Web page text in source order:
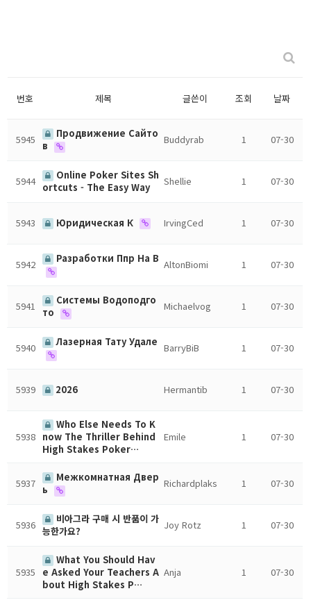
번호 제목 글쓴이 조회 날짜
5945
Продвижение Сайто
в
Buddyrab 1 07-30
5944
Online Poker Sites Sh
ortcuts - The Easy Way
Shellie 1 07-30
5943 Юридическая К IrvingCed 1 07-30
5942 Разработки Ппр На В AltonBiomi 1 07-30
5941
Системы Водоподго
то
Michaelvog 1 07-30
5940 Лазерная Тату Удале BarryBiB 1 07-30
5939 2026 Hermantib 1 07-30
5938
Who Else Needs To K
now The Thriller Behind
High Stakes Poker…
Emile 1 07-30
5937
Межкомнатная Двер
ь
Richardplaks 1 07-30
5936
비아그라 구매 시 반품이 가
능한가요?
Joy Rotz 1 07-30
5935
What You Should Hav
e Asked Your Teachers A
bout High Stakes P…
Anja 1 07-30